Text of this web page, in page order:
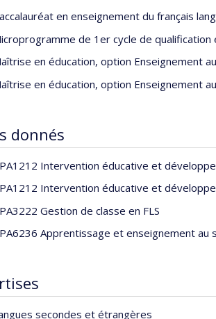
en stages. Depuis quelques années, la
par les autochtones, corroborant une
la nécessité de reconsidérer et de
artificielle au service de
en milieu scolaire.
en enseignement du français
de 1er cycle de
en éducation, option Enseignement
en éducation, option Enseignement
donnés
Intervention éducative et
Intervention éducative et
Gestion de classe en FLS
Apprentissage et enseignement au
secondes et étrangères